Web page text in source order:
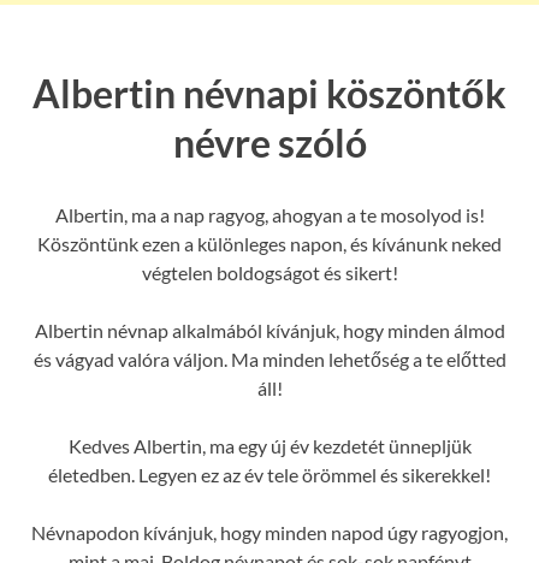
Albertin névnapi köszöntők
névre szóló
Albertin, ma a nap ragyog, ahogyan a te mosolyod is!
Köszöntünk ezen a különleges napon, és kívánunk neked
végtelen boldogságot és sikert!
Albertin névnap alkalmából kívánjuk, hogy minden álmod
és vágyad valóra váljon. Ma minden lehetőség a te előtted
áll!
Kedves Albertin, ma egy új év kezdetét ünnepljük
életedben. Legyen ez az év tele örömmel és sikerekkel!
Névnapodon kívánjuk, hogy minden napod úgy ragyogjon,